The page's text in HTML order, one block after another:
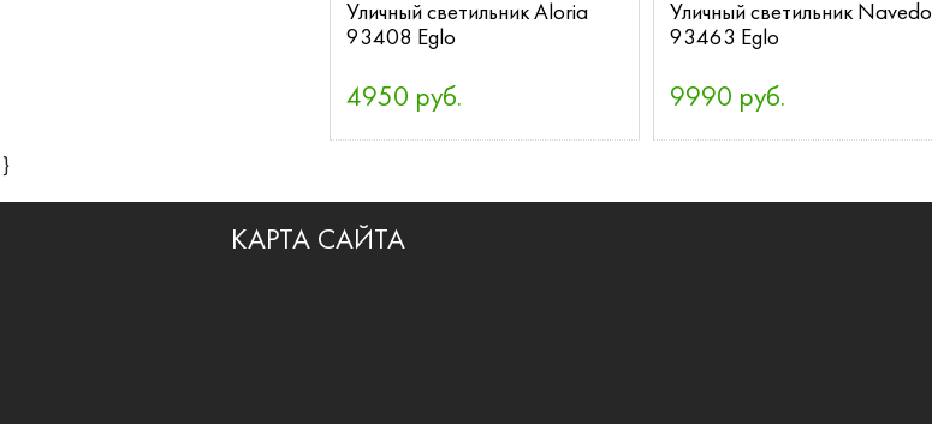
Уличный светильник Aloria
93408 Eglo
4950 руб.
Уличный светильник Navedo
93463 Eglo
9990 руб.
}
КАРТА САЙТА